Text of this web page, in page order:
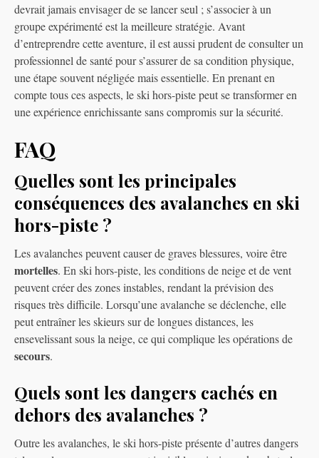
devrait jamais envisager de se lancer seul ; s’associer à un
groupe expérimenté est la meilleure stratégie. Avant
d’entreprendre cette aventure, il est aussi prudent de consulter un
professionnel de santé pour s’assurer de sa condition physique,
une étape souvent négligée mais essentielle. En prenant en
compte tous ces aspects, le ski hors-piste peut se transformer en
une expérience enrichissante sans compromis sur la sécurité.
FAQ
Quelles sont les principales
conséquences des avalanches en ski
hors-piste ?
Les avalanches peuvent causer de graves blessures, voire être
mortelles. En ski hors-piste, les conditions de neige et de vent
peuvent créer des zones instables, rendant la prévision des
risques très difficile. Lorsqu’une avalanche se déclenche, elle
peut entraîner les skieurs sur de longues distances, les
ensevelissant sous la neige, ce qui complique les opérations de
secours.
Quels sont les dangers cachés en
dehors des avalanches ?
Outre les avalanches, le ski hors-piste présente d’autres dangers